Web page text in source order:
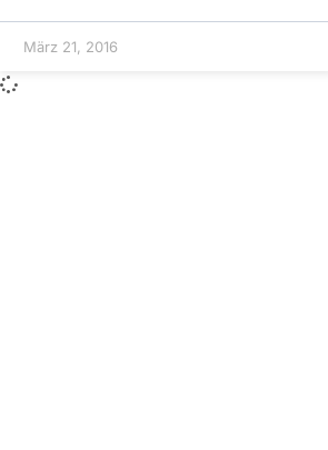
März 21, 2016